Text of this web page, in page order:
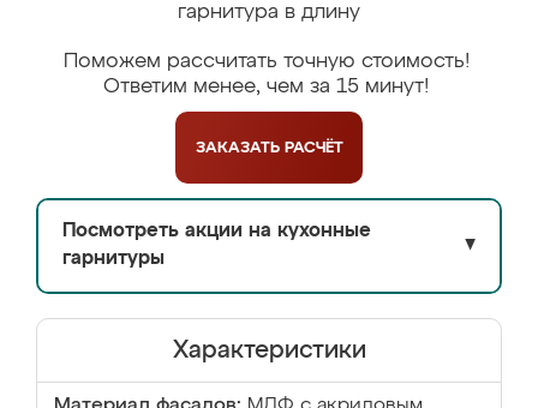
гарнитура в длину
Поможем рассчитать точную стоимость!
Ответим менее, чем за 15 минут!
ЗАКАЗАТЬ РАСЧЁТ
Посмотреть акции на кухонные
гарнитуры
▼
Характеристики